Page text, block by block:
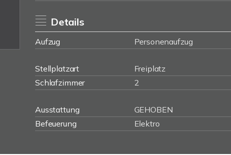
Details
Aufzug Personenaufzug
Stellplatzart Freiplatz
Schlafzimmer
2
Ausstattung GEHOBEN
Befeuerung
Elektro